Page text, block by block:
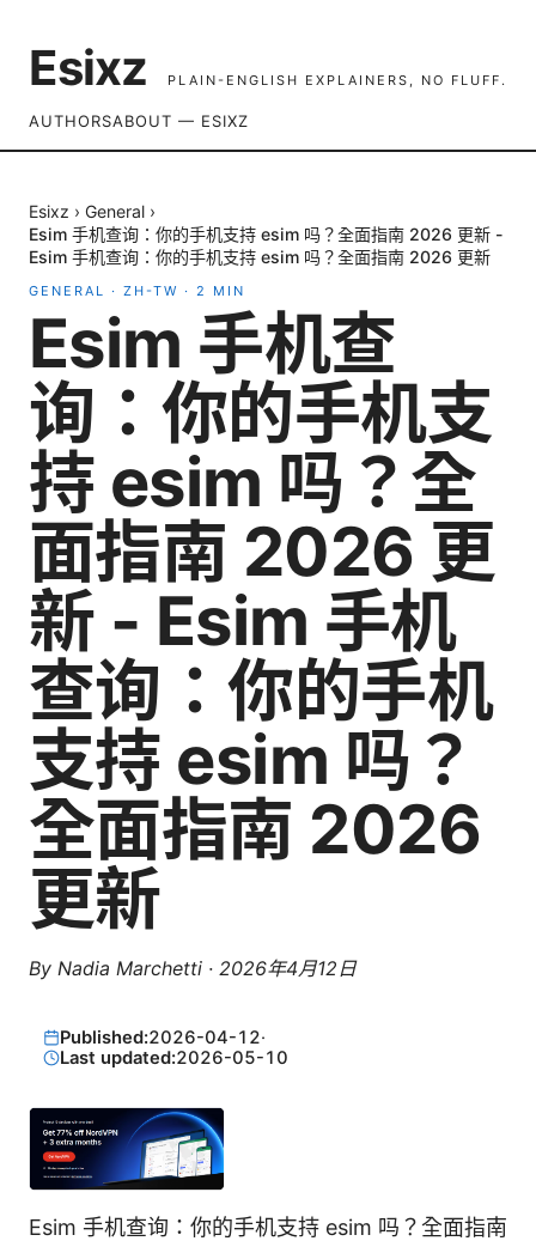
Esixz PLAIN-ENGLISH EXPLAINERS, NO FLUFF.
AUTHORSABOUT — ESIXZ
Esixz › General ›
Esim 手机查询：你的手机支持 esim 吗？全面指南 2026 更新 -
Esim 手机查询：你的手机支持 esim 吗？全面指南 2026 更新
GENERAL · ZH-TW · 2 MIN
Esim 手机查
询：你的手机支
持 esim 吗？全
面指南 2026 更
新 - Esim 手机
查询：你的手机
支持 esim 吗？
全面指南 2026
更新
By Nadia Marchetti · 2026年4月12日
Published:2026-04-12·
Last updated:2026-05-10
Esim 手机查询：你的手机支持 esim 吗？全面指南